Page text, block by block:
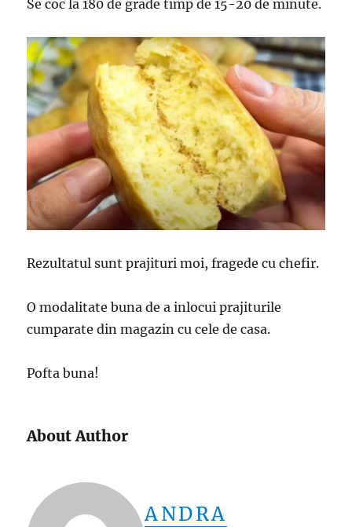
Se coc la 180 de grade timp de 15-20 de minute.
Rezultatul sunt prajituri moi, fragede cu chefir.
O modalitate buna de a inlocui prajiturile
cumparate din magazin cu cele de casa.
Pofta buna!
About Author
ANDRA